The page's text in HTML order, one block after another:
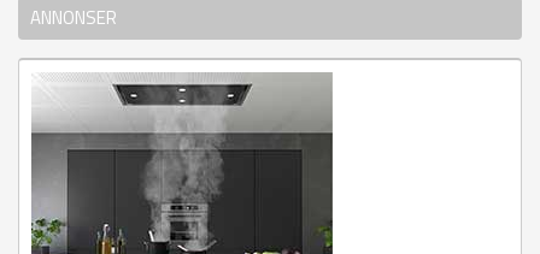
ANNONSER